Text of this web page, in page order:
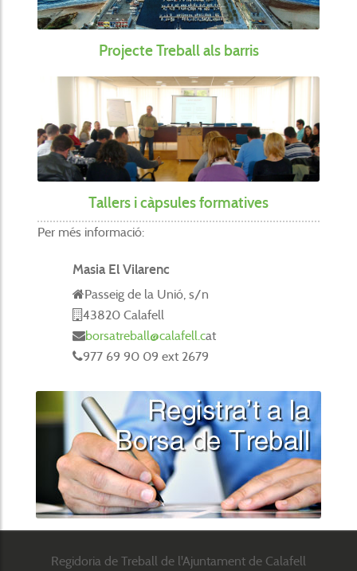
Projecte Treball als barris
Tallers i càpsules formatives
Per més informació:
Masia El Vilarenc
Passeig de la Unió, s/n
43820 Calafell
borsatreball@calafell.cat
977 69 90 09 ext 2679
Regidoria de Treball de l'Ajuntament de Calafell